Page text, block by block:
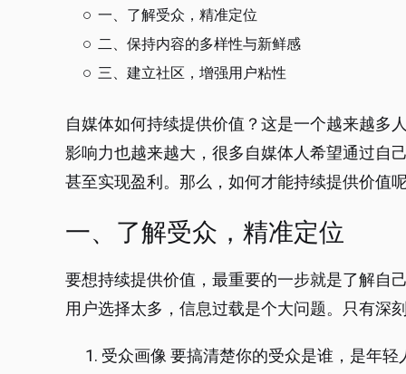
一、了解受众，精准定位
二、保持内容的多样性与新鲜感
三、建立社区，增强用户粘性
自媒体如何持续提供价值？这是一个越来越多
影响力也越来越大，很多自媒体人希望通过自
甚至实现盈利。那么，如何才能持续提供价值
一、了解受众，精准定位
要想持续提供价值，最重要的一步就是了解自
用户选择太多，信息过载是个大问题。只有深
受众画像 要搞清楚你的受众是谁，是年